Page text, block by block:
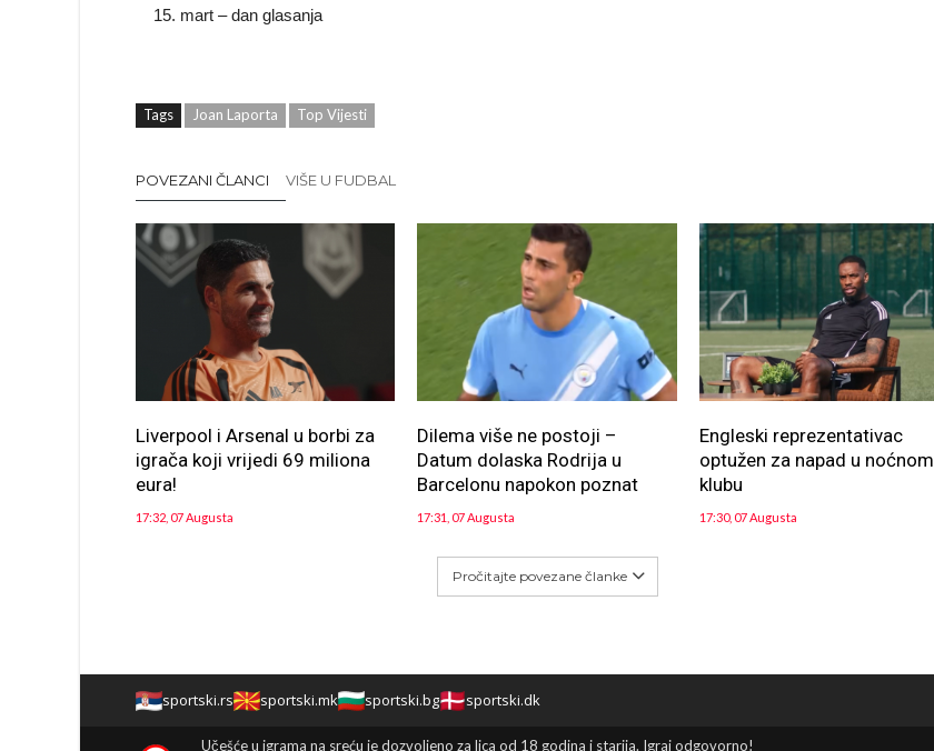
mart – dan glasanja
Tags Joan Laporta Top Vijesti
POVEZANI ČLANCI VIŠE U FUDBAL
Liverpool i Arsenal u borbi za
igrača koji vrijedi 69 miliona
eura!
17:32, 07 Augusta
Dilema više ne postoji –
Datum dolaska Rodrija u
Barcelonu napokon poznat
17:31, 07 Augusta
Engleski reprezentativac
optužen za napad u noćnom
klubu
17:30, 07 Augusta
Pročitajte povezane članke
sportski.rs sportski.mk sportski.bg sportski.dk
Učešće u igrama na sreću je dozvoljeno za lica od 18 godina i starija. Igraj odgovorno!